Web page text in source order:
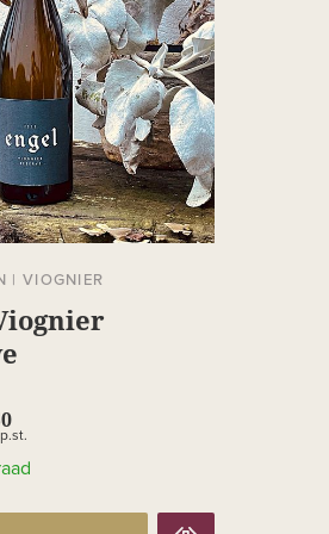
| VIOGNIER
p.st.